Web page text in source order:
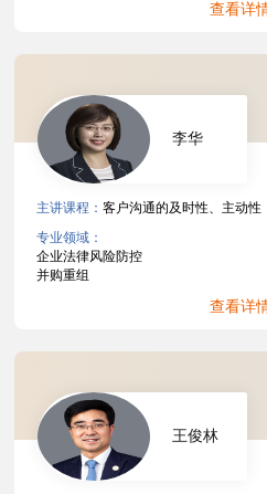
查看详
主讲课程：客户沟通的及时性、主动性
专业领域：
企业法律风险防控
并购重组
查看详
李华
王俊林